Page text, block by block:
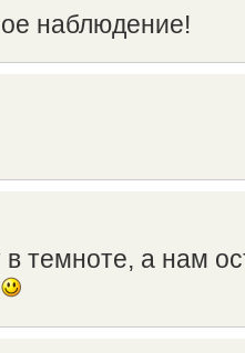
наблюдение!
в темноте, а нам